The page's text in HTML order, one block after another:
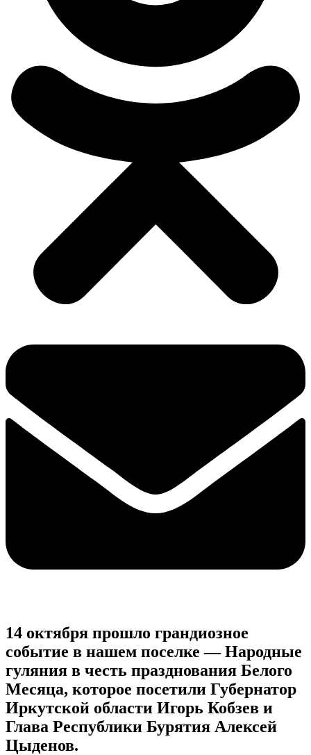
14 октября прошло грандиозное
событие в нашем поселке — Народные
гуляния в честь празднования Белого
Месяца, которое посетили Губернатор
Иркутской области Игорь Кобзев и
Глава Республики Бурятия Алексей
Цыденов.